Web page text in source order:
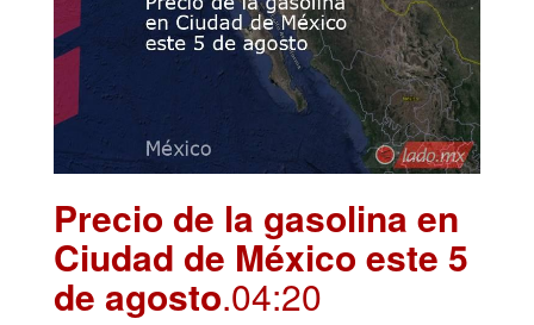
Precio de la gasolina en
Ciudad de México este 5
de agosto.04:20